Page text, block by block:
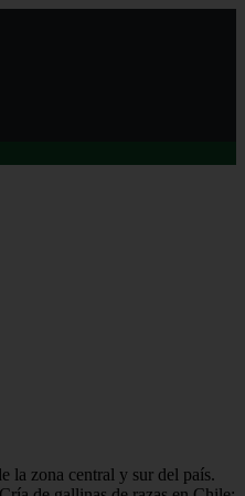
la zona central y sur del país.